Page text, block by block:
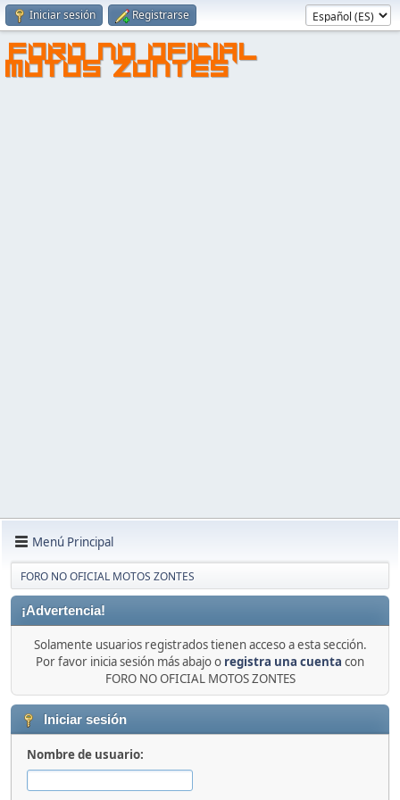
Iniciar sesión Registrarse
FORO NO OFICIAL
MOTOS ZONTES
Menú Principal
FORO NO OFICIAL MOTOS ZONTES
¡Advertencia!
Solamente usuarios registrados tienen acceso a esta sección.
Por favor inicia sesión más abajo o registra una cuenta con
FORO NO OFICIAL MOTOS ZONTES
Iniciar sesión
Nombre de usuario: